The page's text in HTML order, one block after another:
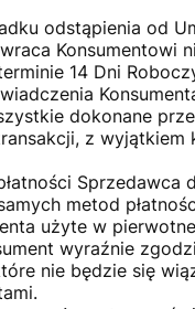
odstąpienia od
Konsumentowi
14 Dni
dokonane
z wyjątkiem
Sprzedawca
metod
użyte w
wyraźnie
nie będzie się